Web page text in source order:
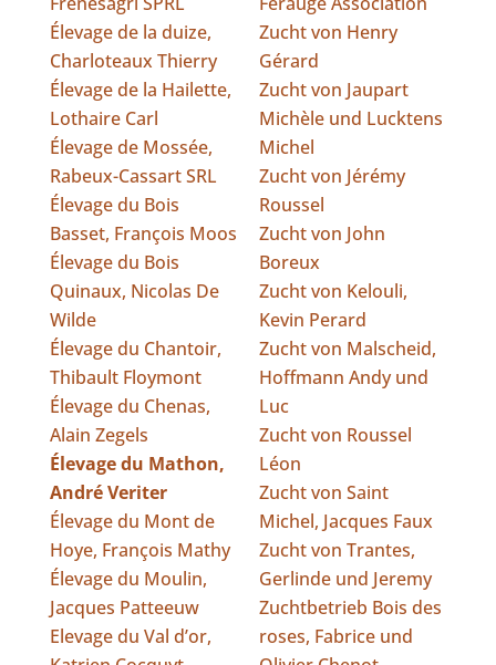
Élevage de la duize,
Charloteaux Thierry
Élevage de la Hailette,
Lothaire Carl
Élevage de Mossée,
Rabeux-Cassart SRL
Élevage du Bois
Basset, François Moos
Élevage du Bois
Quinaux, Nicolas De
Wilde
Élevage du Chantoir,
Thibault Floymont
Élevage du Chenas,
Alain Zegels
Élevage du Mathon,
André Veriter
Élevage du Mont de
Hoye, François Mathy
Élevage du Moulin,
Jacques Patteeuw
Elevage du Val d’or,
Zucht von Henry
Gérard
Zucht von Jaupart
Michèle und Lucktens
Michel
Zucht von Jérémy
Roussel
Zucht von John
Boreux
Zucht von Kelouli,
Kevin Perard
Zucht von Malscheid,
Hoffmann Andy und
Luc
Zucht von Roussel
Léon
Zucht von Saint
Michel, Jacques Faux
Zucht von Trantes,
Gerlinde und Jeremy
Zuchtbetrieb Bois des
roses, Fabrice und